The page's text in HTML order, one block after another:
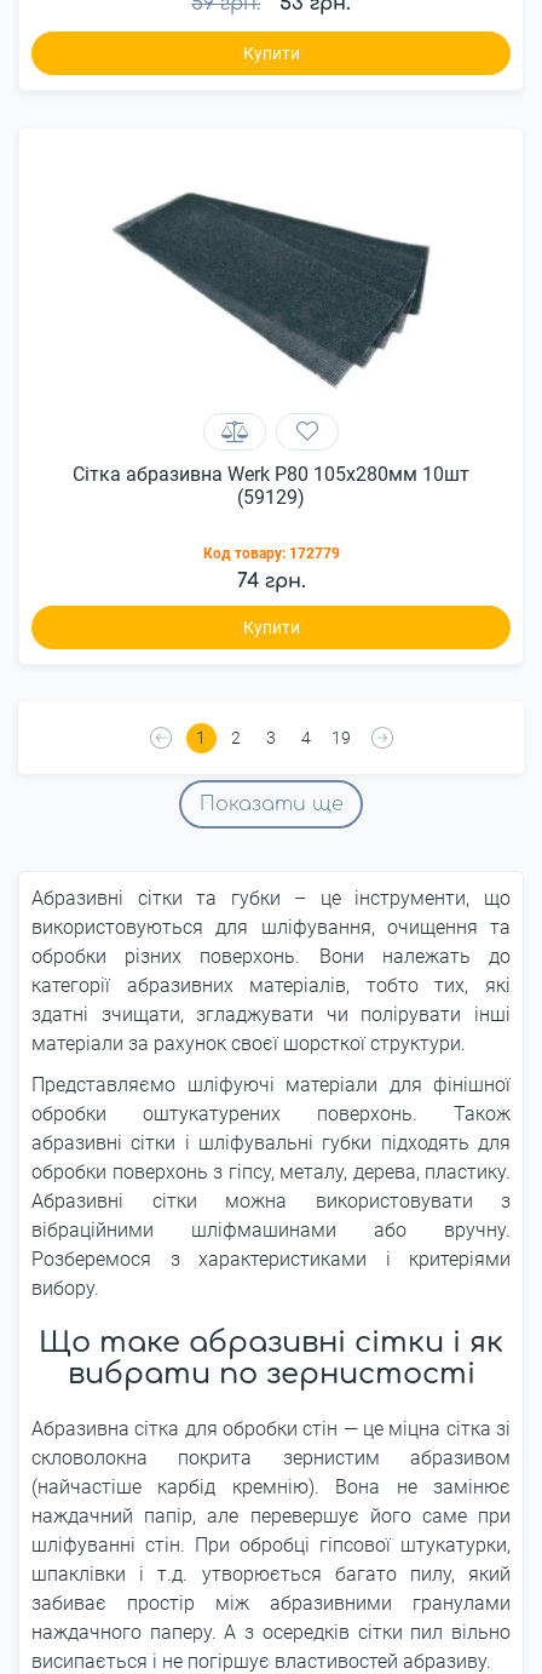
Купити
Сітка абразивна Werk P80 105x280мм 10шт
(59129)
Код товару: 172779
74 грн.
Купити
1 2 3 4 19
Показати ще
Абразивні сітки та губки – це інструменти, що
використовуються для шліфування, очищення та
обробки різних поверхонь. Вони належать до
категорії абразивних матеріалів, тобто тих, які
здатні зчищати, згладжувати чи полірувати інші
матеріали за рахунок своєї шорсткої структури.
Представляємо шліфуючі матеріали для фінішної
обробки оштукатурених поверхонь. Також
абразивні сітки і шліфувальні губки підходять для
обробки поверхонь з гіпсу, металу, дерева, пластику.
Абразивні сітки можна використовувати з
вібраційними шліфмашинами або вручну.
Розберемося з характеристиками і критеріями
вибору.
Що таке абразивні сітки і як
вибрати по зернистості
Абразивна сітка для обробки стін — це міцна сітка зі
скловолокна покрита зернистим абразивом
(найчастіше карбід кремнію). Вона не замінює
наждачний папір, але перевершує його саме при
шліфуванні стін. При обробці гіпсової штукатурки,
шпаклівки і т.д. утворюється багато пилу, який
забиває простір між абразивними гранулами
наждачного паперу. А з осередків сітки пил вільно
висипається і не погіршує властивостей абразиву.